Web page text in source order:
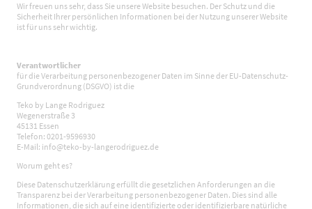
Wir freuen uns sehr, dass Sie unsere Website besuchen. Der Schutz und die
Sicherheit Ihrer persönlichen Informationen bei der Nutzung unserer Website
ist für uns sehr wichtig.
Verantwortlicher
für die Verarbeitung personenbezogener Daten im Sinne der EU-Datenschutz-
Grundverordnung (DSGVO) ist die
Teko by Lange Rodriguez
Wegenerstraße 3
45131 Essen
Telefon: 0201-9596930
E-Mail: info@teko-by-langerodriguez.de
Worum geht es?
Diese Datenschutzerklärung erfüllt die gesetzlichen Anforderungen an die
Transparenz bei der Verarbeitung personenbezogener Daten. Dies sind alle
Informationen, die sich auf eine identifizierte oder identifizierbare natürliche